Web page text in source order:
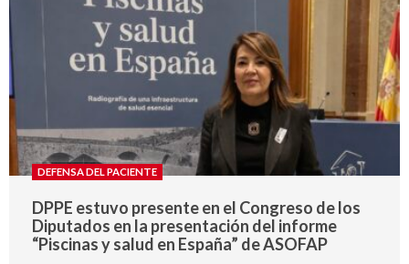
DEFENSA DEL PACIENTE
DPPE estuvo presente en el Congreso de los
Diputados en la presentación del informe
“Piscinas y salud en España” de ASOFAP